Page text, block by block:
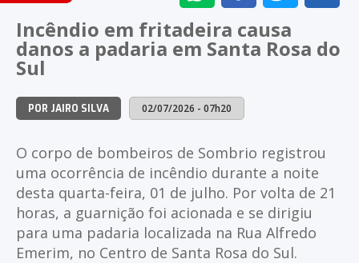
NO
WHATSAPP
NO
FACEBOOK
NO
Incêndio em fritadeira causa
danos a padaria em Santa Rosa do
Sul
POR JAIRO SILVA 02/07/2026 - 07h20
O corpo de bombeiros de Sombrio registrou
uma ocorrência de incêndio durante a noite
desta quarta-feira, 01 de julho. Por volta de 21
horas, a guarnição foi acionada e se dirigiu
para uma padaria localizada na Rua Alfredo
Emerim, no Centro de Santa Rosa do Sul.